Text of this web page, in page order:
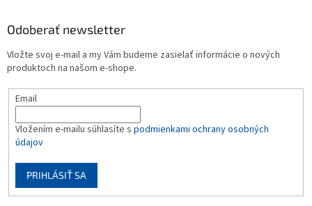
Odoberať newsletter
Vložte svoj e-mail a my Vám budeme zasielať informácie o nových
produktoch na našom e-shope.
Email
Vložením e-mailu súhlasíte s podmienkami ochrany osobných
údajov
PRIHLÁSIŤ SA